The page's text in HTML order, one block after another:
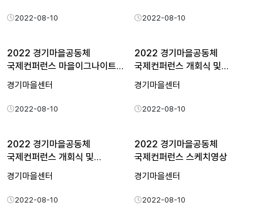
2022-08-10 2022-08-10
2022 경기마을공동체
국제컨퍼런스 마을이그나이트
'미…
경기마을센터
2022-08-10
2022 경기마을공동체
국제컨퍼런스 개회식 및
기조세션
경기마을센터
2022-08-10
2022 경기마을공동체
국제컨퍼런스 개회식 및
기조세션
경기마을센터
2022-08-10
2022 경기마을공동체
국제컨퍼런스 스케치영상
경기마을센터
2022-08-10